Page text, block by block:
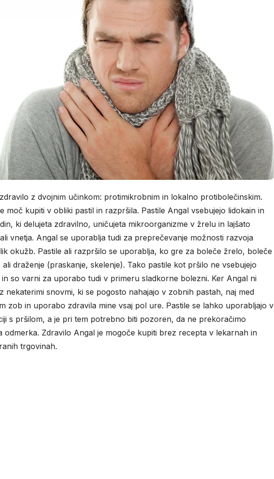
z dvojnim učinkom: protimikrobnim in lokalno protibolečinskim.
moč kupiti v obliki pastil in razpršila. Pastile Angal vsebujejo lidokain in
ki delujeta zdravilno, uničujeta mikroorganizme v žrelu in lajšato
vnetja. Angal se uporablja tudi za preprečevanje možnosti razvoja
okužb. Pastile ali razpršilo se uporablja, ko gre za boleče žrelo, boleče
ali draženje (praskanje, skelenje). Tako pastile kot pršilo ne vsebujejo
in so varni za uporabo tudi v primeru sladkorne bolezni. Ker Angal ni
nekaterimi snovmi, ki se pogosto nahajajo v zobnih pastah, naj med
zob in uporabo zdravila mine vsaj pol ure. Pastile se lahko uporabljajo v
s pršilom, a je pri tem potrebno biti pozoren, da ne prekoračimo
odmerka. Zdravilo Angal je mogoče kupiti brez recepta v lekarnah in
trgovinah.